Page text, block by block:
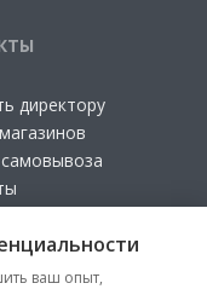
директору
ваш опыт,